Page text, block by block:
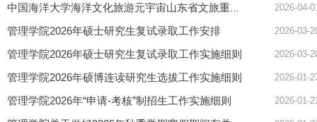
2026-04-
管理学院2026年硕士研究生复试录取工作安排 2026-03-
管理学院2026年硕士研究生复试录取工作实施细则 2026-03-
管理学院2026年硕博连读研究生选拔工作实施细则 2026-01-
管理学院2026年“申请-考核”制招生工作实施细则 2026-01-